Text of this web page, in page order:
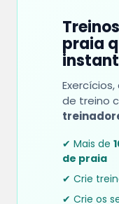
praia
de treino
✔ Mais de
de praia
✔ Crie
✔ Crie os